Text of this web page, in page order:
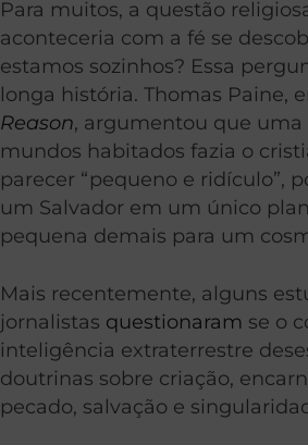
Para muitos, a questão
aconteceria com a fé se
estamos sozinhos? Essa
longa história. Thomas Paine,
Reason, argumentou que
mundos habitados fazia o
parecer “pequeno e ridículo”,
um Salvador em um único
pequena demais para um
Mais recentemente, alguns
jornalistas questionaram se o
inteligência extraterrestre
doutrinas sobre criação,
pecado, salvação e